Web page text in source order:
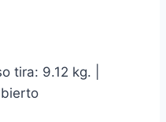
tira: 9.12 kg. |